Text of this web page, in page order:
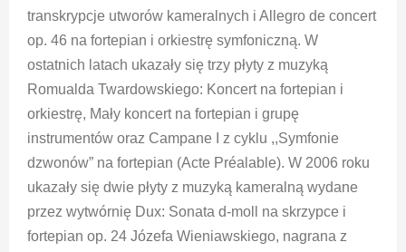
transkrypcje utworów kameralnych i Allegro de concert
op. 46 na fortepian i orkiestrę symfoniczną. W
ostatnich latach ukazały się trzy płyty z muzyką
Romualda Twardowskiego: Koncert na fortepian i
orkiestrę, Mały koncert na fortepian i grupę
instrumentów oraz Campane I z cyklu ,,Symfonie
dzwonów” na fortepian (Acte Préalable). W 2006 roku
ukazały się dwie płyty z muzyką kameralną wydane
przez wytwórnię Dux: Sonata d-moll na skrzypce i
fortepian op. 24 Józefa Wieniawskiego, nagrana z